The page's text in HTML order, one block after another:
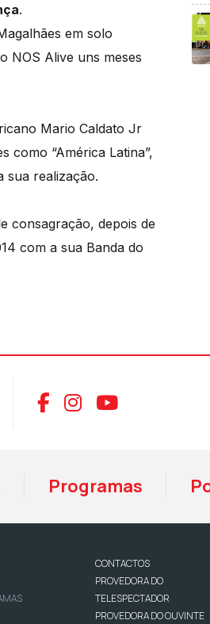
.
em solo
NOS Alive uns meses
Mario Caldato Jr
como “América Latina”,
sua realização.
consagração, depois de
com a sua Banda do
Aceder ao
Aceder ao
Aceder
Programas
CONTACTOS
PROVEDORA DO
TELESPECTADOR
PROVEDORA DO OUVINTE